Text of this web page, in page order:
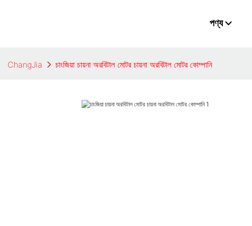
পণ্য
ChangJia চাংজিয়া চায়না অরবিটাল মোটর চায়না অরবিটাল মোটর কোম্পানি